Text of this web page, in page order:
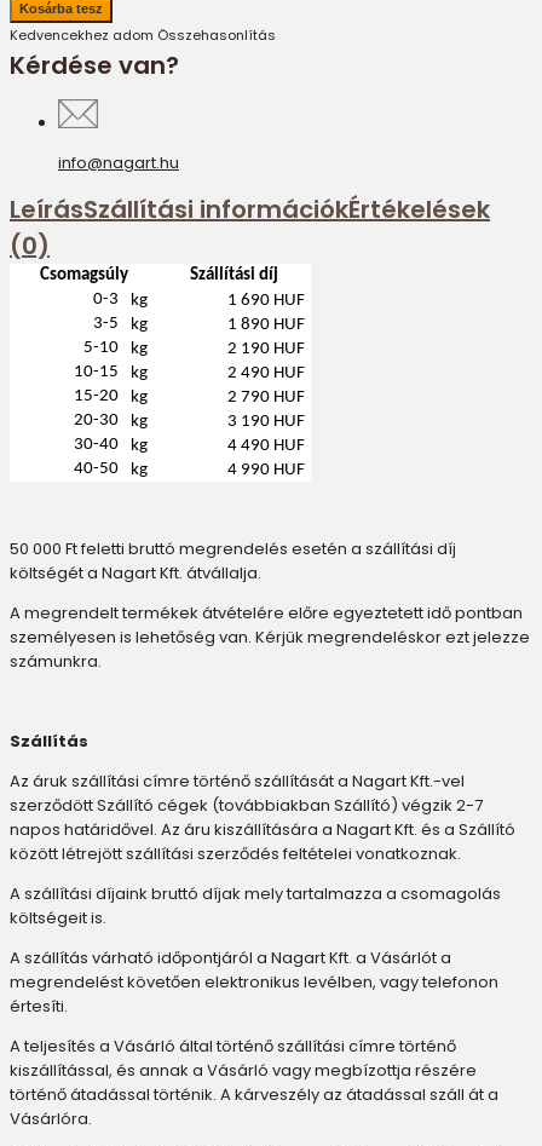
Kedvencekhez adom Összehasonlítás
Kérdése van?
info@nagart.hu
LeírásSzállítási információkÉrtékelések
(0)
Csomagsúly
Szállítási díj
0-3
kg
1 690 HUF
3-5
kg
1 890 HUF
5-10
kg
2 190 HUF
10-15
kg
2 490 HUF
15-20
kg
2 790 HUF
20-30
kg
3 190 HUF
30-40
kg
4 490 HUF
40-50
kg 4 990 HUF
50 000 Ft feletti bruttó megrendelés esetén a szállítási díj
költségét a Nagart Kft. átvállalja.
A megrendelt termékek átvételére előre egyeztetett idő pontban
személyesen is lehetőség van. Kérjük megrendeléskor ezt jelezze
számunkra.
Szállítás
Az áruk szállítási címre történő szállítását a Nagart Kft.-vel
szerződött Szállító cégek (továbbiakban Szállító) végzik 2-7
napos határidővel. Az áru kiszállítására a Nagart Kft. és a Szállító
között létrejött szállítási szerződés feltételei vonatkoznak.
A szállítási díjaink bruttó díjak mely tartalmazza a csomagolás
költségeit is.
A szállítás várható időpontjáról a Nagart Kft. a Vásárlót a
megrendelést követően elektronikus levélben, vagy telefonon
értesíti.
A teljesítés a Vásárló által történő szállítási címre történő
kiszállítással, és annak a Vásárló vagy megbízottja részére
történő átadással történik. A kárveszély az átadással száll át a
Vásárlóra.